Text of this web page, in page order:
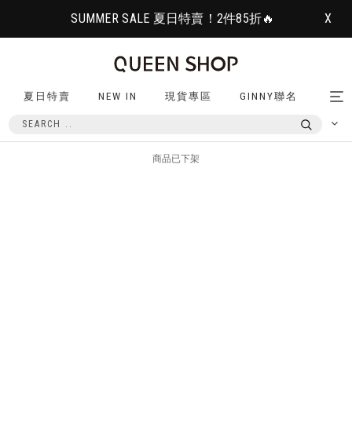
SUMMER SALE 夏日特賣！2件85折🔥 X
夏日特賣 NEW IN 現貨專區 GINNY聯名
商品已下架